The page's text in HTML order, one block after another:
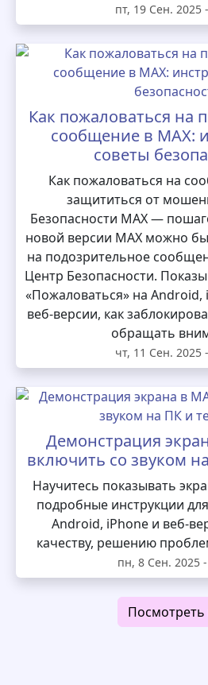
пт, 19 Сен. 2025
Как пожаловаться на
сообщение в MAX:
советы
Как пожаловаться на
защититься от
Безопасности MAX —
новой версии MAX можно
на подозрительное
Центр Безопасности.
«Пожаловаться» на Android,
веб-версии, как
обращать
чт, 11 Сен. 2025
Демонстрация
включить со звуком
Научитесь показывать
подробные инструкции
Android, iPhone и веб-
качеству, решению
пн, 8 Сен. 2025
Посмотреть